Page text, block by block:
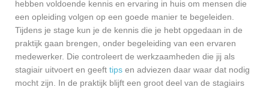
hebben voldoende kennis en ervaring in huis om mensen die
een opleiding volgen op een goede manier te begeleiden.
Tijdens je stage kun je de kennis die je hebt opgedaan in de
praktijk gaan brengen, onder begeleiding van een ervaren
medewerker. Die controleert de werkzaamheden die jij als
stagiair uitvoert en geeft tips en adviezen daar waar dat nodig
mocht zijn. In de praktijk blijft een groot deel van de stagiairs